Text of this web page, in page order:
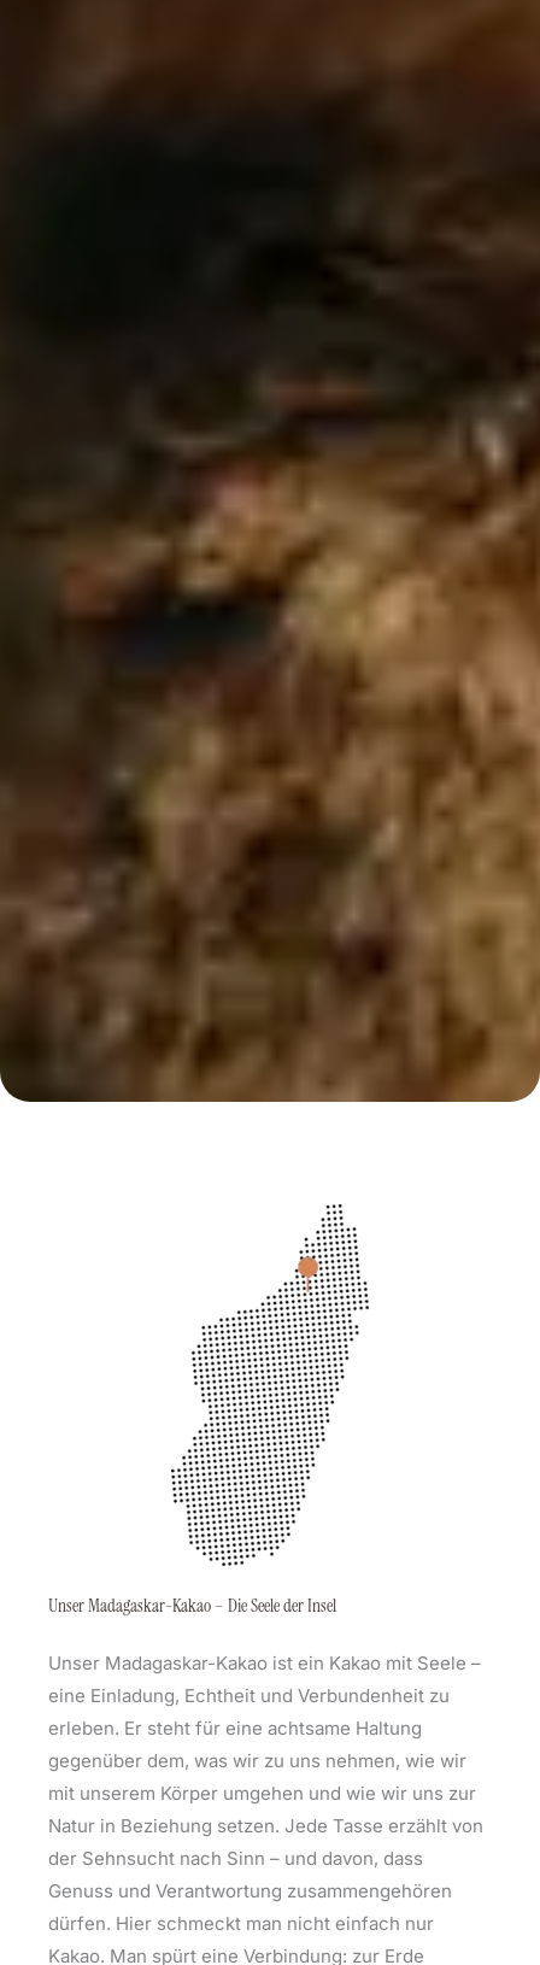
Unser Madagaskar-Kakao – Die Seele der Insel
Unser Madagaskar-Kakao ist ein Kakao mit Seele –
eine Einladung, Echtheit und Verbundenheit zu
erleben. Er steht für eine achtsame Haltung
gegenüber dem, was wir zu uns nehmen, wie wir
mit unserem Körper umgehen und wie wir uns zur
Natur in Beziehung setzen. Jede Tasse erzählt von
der Sehnsucht nach Sinn – und davon, dass
Genuss und Verantwortung zusammengehören
dürfen. Hier schmeckt man nicht einfach nur
Kakao. Man spürt eine Verbindung: zur Erde